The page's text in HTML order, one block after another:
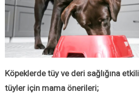
Köpeklerde tüy ve deri sağlığına
tüyler için mama önerileri;